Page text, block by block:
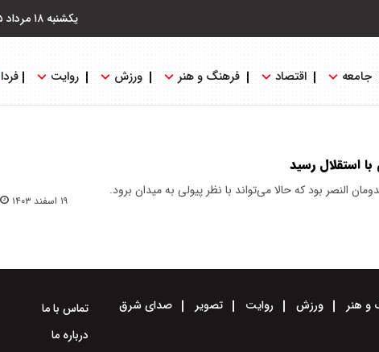
یکشنبه ۱۸ مرداد ۱۴۰۵
جامعه اقتصاد فرهنگ و هنر ورزش روایت فردا
استقلال رسید
النصر بود که حالا می‌تواند با نظر پیولی به میدان برود.
۱۹ اسفند ۱۴۰۳
و هنر ورزش روایت تصویر صدای شرق
تماس با ما
درباره ما